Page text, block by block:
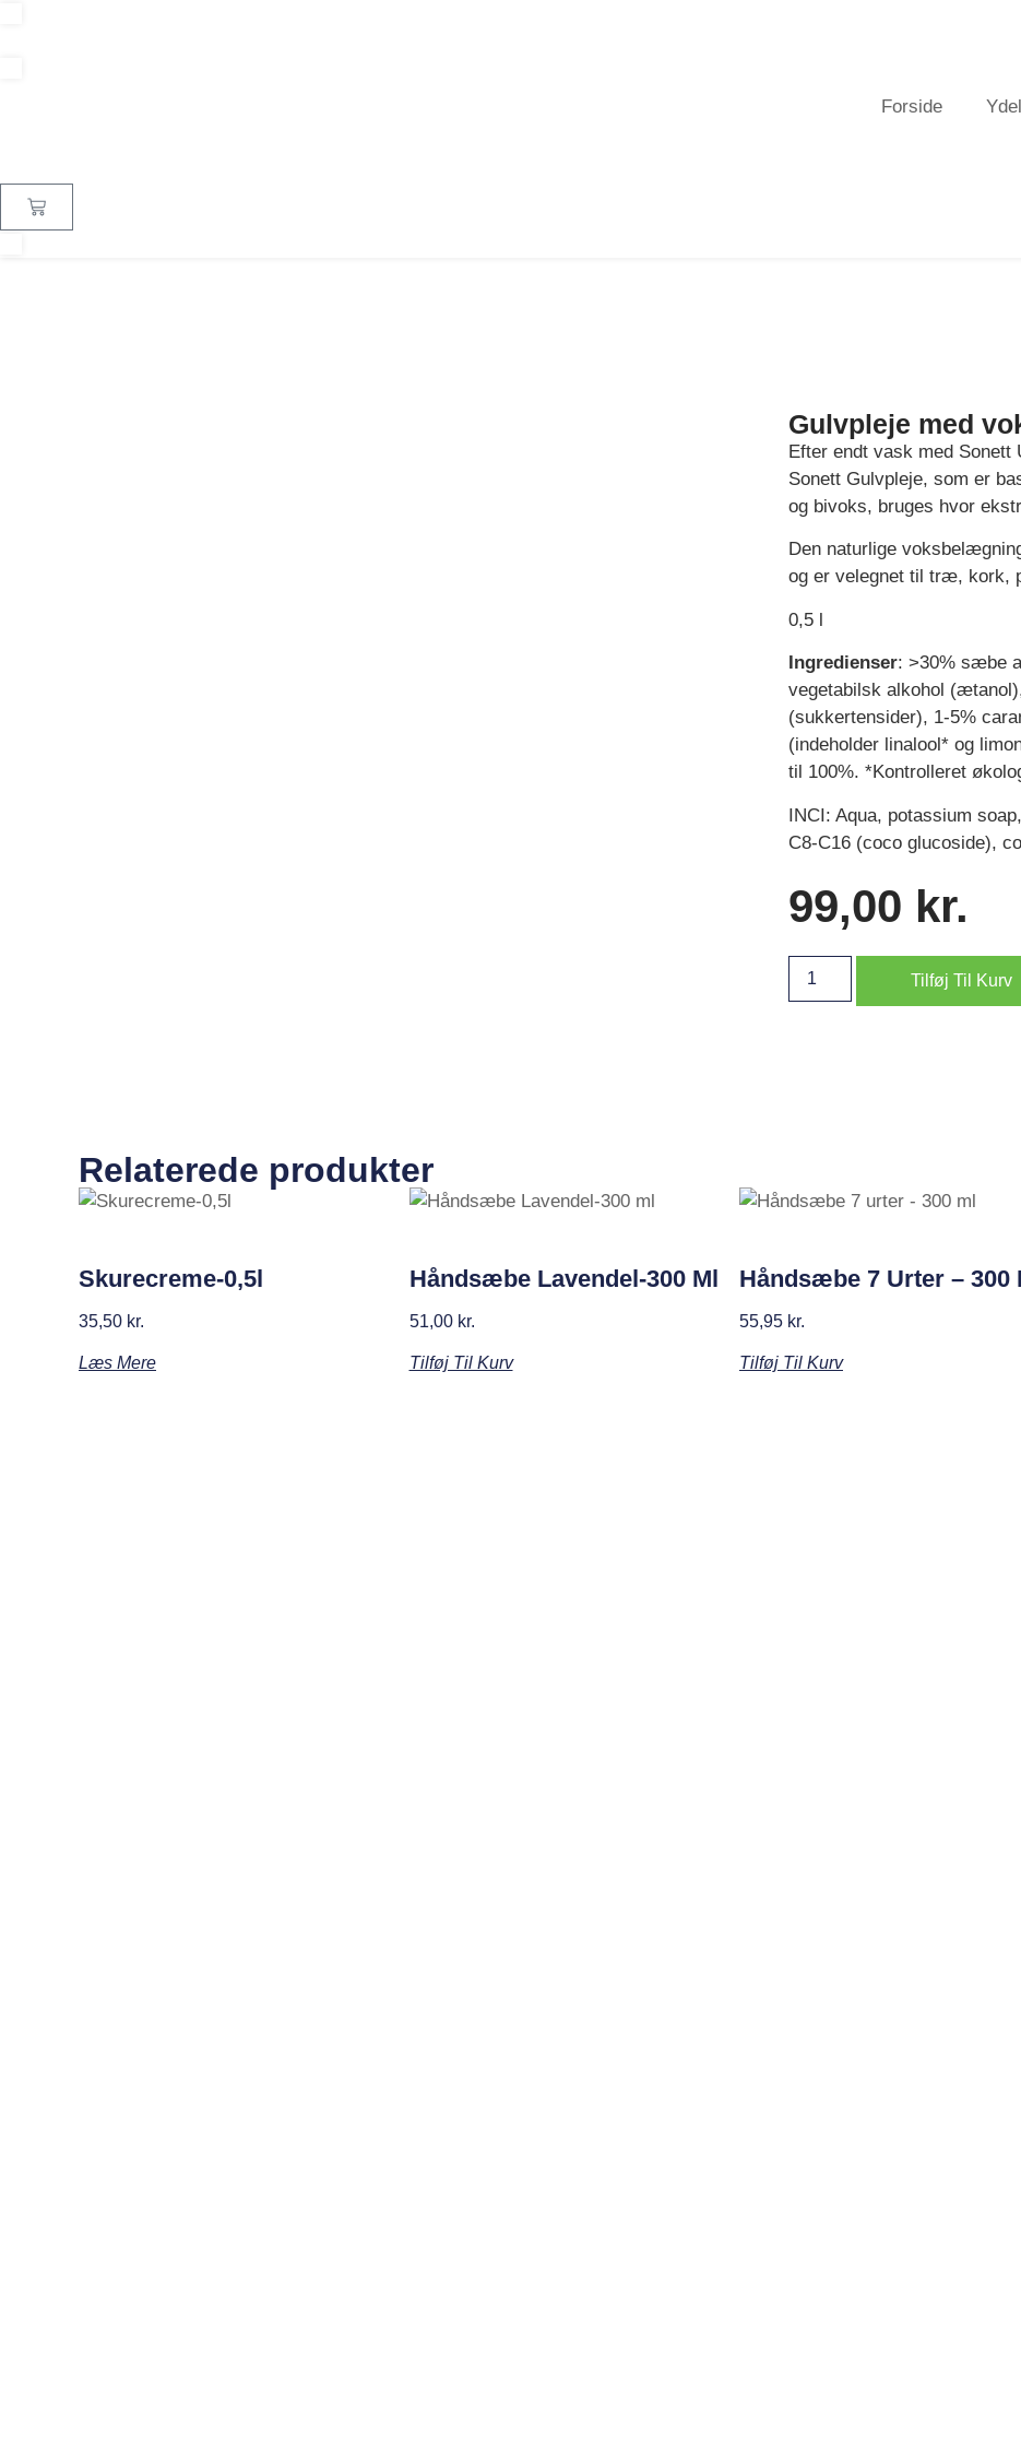
Forside
Gulvpleje med
Efter endt vask med Sonett
Sonett Gulvpleje, som er
og bivoks, bruges hvor
Den naturlige
og er velegnet til træ, kork,
0,5 l
Ingredienser: >30% sæbe
vegetabilsk alkohol
(sukkertensider), 1-5%
(indeholder linalool* og
til 100%. *Kontrolleret
INCI: Aqua, potassium
C8-C16 (coco glucoside),
99,00 kr.
Tilføj Til Kurv
Relaterede produkter
Skurecreme-0,5l
35,50 kr.
Læs Mere
Håndsæbe Lavendel-300 Ml
51,00 kr.
Tilføj Til Kurv
Håndsæbe 7 Urter – 300
55,95 kr.
Tilføj Til Kurv